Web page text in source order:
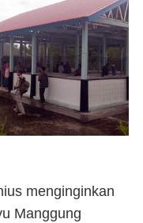
menginginkan
Manggung